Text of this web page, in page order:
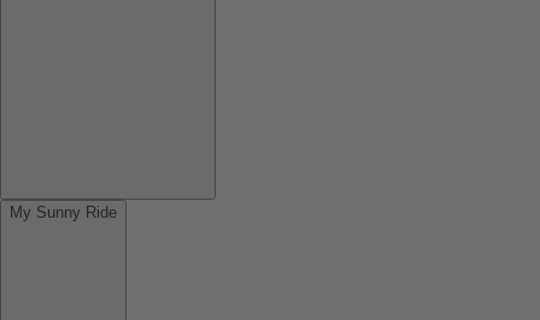
My Sunny Ride